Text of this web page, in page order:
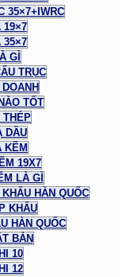
35×7+IWRC
19×7
35×7
GÌ
TRỤC
TỐT
THÉP
DẦU
KẼM
19X7
LÀ GÌ
HÀN QUỐC
KHẨU
HÀN QUỐC
BẢN
10
12